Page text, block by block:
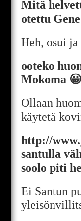
Mitä
otettu
Heh, osui
ooteko
Mokoma 😀
Ollaan
käytetä
http://
santulla
soolo piti
Ei Santun